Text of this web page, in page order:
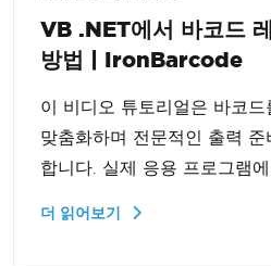
VB .NET에서 바코드
방법 | IronBarcode
이 비디오 튜토리얼은 바코
맞춤화하며 전문적인 출력
합니다. 실제 응용 프로그램
더 읽어보기